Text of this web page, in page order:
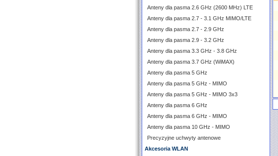
Anteny dla pasma 2.6 GHz (2600 MHz) LTE
Anteny dla pasma 2.7 - 3.1 GHz MIMO/LTE
Anteny dla pasma 2.7 - 2.9 GHz
Anteny dla pasma 2.9 - 3.2 GHz
Anteny dla pasma 3.3 GHz - 3.8 GHz
Anteny dla pasma 3.7 GHz (WiMAX)
Anteny dla pasma 5 GHz
Anteny dla pasma 5 GHz - MIMO
Anteny dla pasma 5 GHz - MIMO 3x3
Anteny dla pasma 6 GHz
Anteny dla pasma 6 GHz - MIMO
Anteny dla pasma 10 GHz - MIMO
Precyzyjne uchwyty antenowe
Akcesoria WLAN